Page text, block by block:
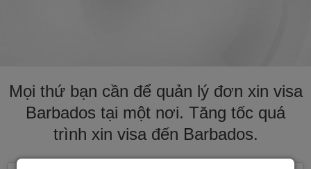
Mọi thứ bạn cần để quản lý đơn xin visa
Barbados tại một nơi. Tăng tốc quá
trình xin visa đến Barbados.